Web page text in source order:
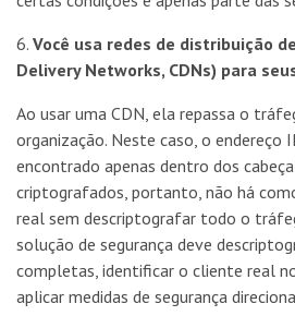
6. Você usa redes de distribuição
Delivery Networks, CDNs) para
Ao usar uma CDN, ela repassa o
organização. Neste caso, o endereço
encontrado apenas dentro dos
criptografados, portanto, não há
real sem descriptografar todo o
solução de segurança deve
completas, identificar o cliente real
aplicar medidas de segurança